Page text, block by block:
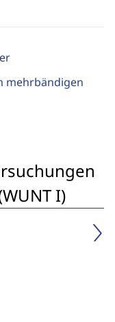
mehrbändigen
I)